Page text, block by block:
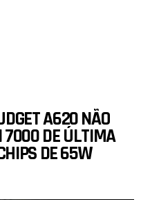
A620 NÃO
7000 DE ÚLTIMA
DE 65W